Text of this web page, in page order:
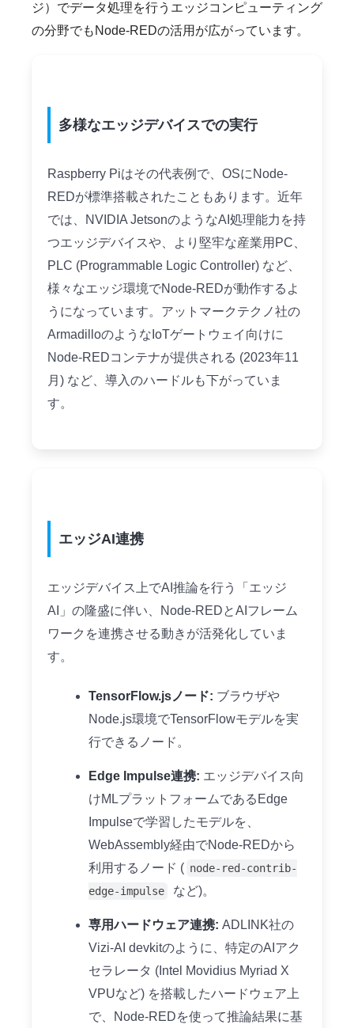
ジ）でデータ処理を行うエッジコンピューティング
の分野でもNode-REDの活用が広がっています。
多様なエッジデバイスでの実行
Raspberry Piはその代表例で、OSにNode-
REDが標準搭載されたこともあります。近年
では、NVIDIA JetsonのようなAI処理能力を持
つエッジデバイスや、より堅牢な産業用PC、
PLC (Programmable Logic Controller) など、
様々なエッジ環境でNode-REDが動作するよ
うになっています。アットマークテクノ社の
ArmadilloのようなIoTゲートウェイ向けに
Node-REDコンテナが提供される (2023年11
月) など、導入のハードルも下がっていま
す。
エッジAI連携
エッジデバイス上でAI推論を行う「エッジ
AI」の隆盛に伴い、Node-REDとAIフレーム
ワークを連携させる動きが活発化していま
す。
TensorFlow.jsノード: ブラウザや
Node.js環境でTensorFlowモデルを実
行できるノード。
Edge Impulse連携: エッジデバイス向
けMLプラットフォームであるEdge
Impulseで学習したモデルを、
WebAssembly経由でNode-REDから
利用するノード ( node-red-contrib-
edge-impulse
など)。
専用ハードウェア連携: ADLINK社の
Vizi-AI devkitのように、特定のAIアク
セラレータ (Intel Movidius Myriad X
VPUなど) を搭載したハードウェア上
で、Node-REDを使って推論結果に基